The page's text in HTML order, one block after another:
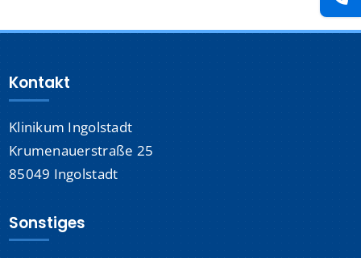
nach:
Kontakt
Klinikum Ingolstadt
Krumenauerstraße 25
85049 Ingolstadt
Sonstiges